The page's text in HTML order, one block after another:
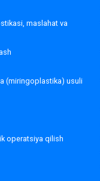
maslahat va
(miringoplastika) usuli
operatsiya qilish